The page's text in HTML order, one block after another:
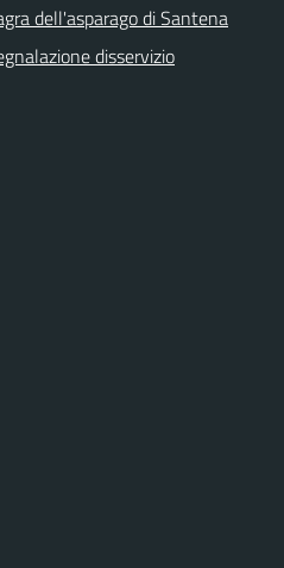
dell'asparago di Santena
disservizio